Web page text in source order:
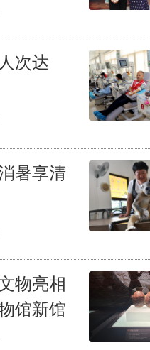
次达
暑享清
物亮相
馆新馆